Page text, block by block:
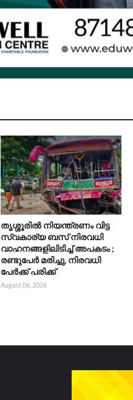
തൃശ്ശൂരിൽ നിയന്ത്രണം വിട്ട
സ്വകാര്യ ബസ് നിരവധി
വാഹനങ്ങളിലിടിച്ച് അപകടം ;
രണ്ടുപേർ മരിച്ചു, നിരവധി
പേർക്ക് പരിക്ക്
August 06, 2026